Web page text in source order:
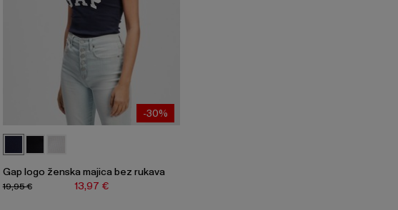
-30%
Gap logo ženska majica bez rukava
13,97 €
19,95 €